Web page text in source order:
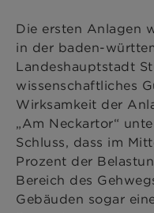
Die ersten Anlagen
in der baden-
Landeshauptstadt
wissenschaftliches
Wirksamkeit der
„Am Neckartor“
Schluss, dass im
Prozent der
Bereich des
Gebäuden sogar